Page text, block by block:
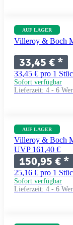
AUF LAGER
Villeroy & Boch
33,45 € *
33,45 € pro 1
Sofort verfügbar
Lieferzeit: 4 - 6
AUF LAGER
Villeroy & Boch
UVP 161,40 €
150,95 € *
25,16 € pro 1
Sofort verfügbar
Lieferzeit: 4 - 6